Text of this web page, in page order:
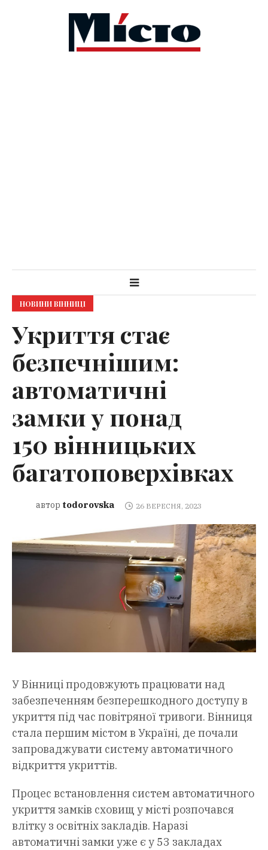
НОВИНИ ВІННИЦІ
Укриття стає
безпечнішим:
автоматичні
замки у понад
150 вінницьких
багатоповерхівках
автор todorovska 26 ВЕРЕСНЯ, 2023
У Вінниці продовжують працювати над
забезпеченням безперешкодного доступу в
укриття під час повітряної тривоги. Вінниця
стала першим містом в Україні, де почали
запроваджувати систему автоматичного
відкриття укриттів.
Процес встановлення систем автоматичного
укриття замків сховищ у місті розпочався
влітку з освітніх закладів. Наразі
автоматичні замки уже є у 53 закладах